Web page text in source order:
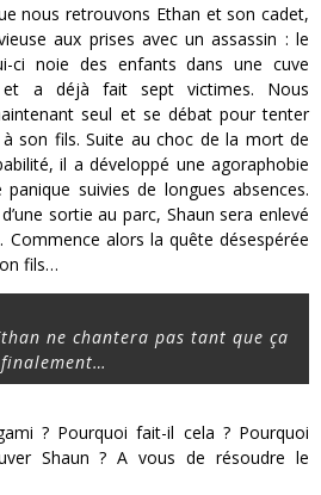
nous retrouvons Ethan et son cadet,
aux prises avec un assassin : le
ci noie des enfants dans une cuve
et a déjà fait sept victimes. Nous
seul et se débat pour tenter
son fils. Suite au choc de la mort de
il a développé une agoraphobie
suivies de longues absences.
sortie au parc, Shaun sera enlevé
Commence alors la quête désespérée
fils…
ne chantera pas tant que ça
finalement…
? Pourquoi fait-il cela ? Pourquoi
Shaun ? A vous de résoudre le